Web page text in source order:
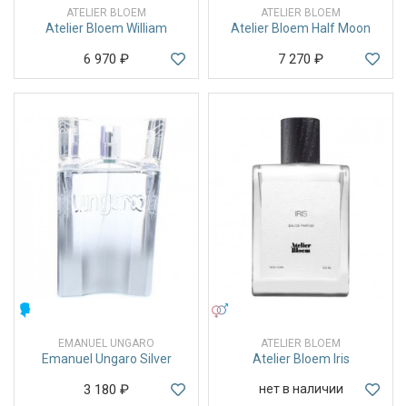
ATELIER BLOEM
Atelier Bloem William
6 970 ₽
ATELIER BLOEM
Atelier Bloem Half Moon
7 270 ₽
EMANUEL UNGARO
Emanuel Ungaro Silver
3 180 ₽
ATELIER BLOEM
Atelier Bloem Iris
нет в наличии